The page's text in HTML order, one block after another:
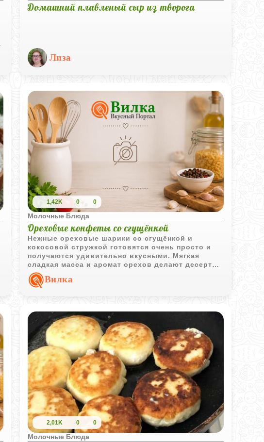
Домашний плавленый сыр из творога
Лиза
1,42K 0 0
Молочные Блюда
Ореховые конфеты со сгущёнкой
Нежные ореховые шарики со сгущёнкой и
кокосовой стружкой готовятся очень просто и
получаются удивительно вкусными. Мягкая
сладкая масса и аромат орехов делают десерт
особенно уютным и домашним.
Вилка
2,01K 0 0
Молочные Блюда